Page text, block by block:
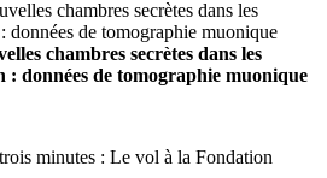
chambres secrètes dans les
: données de tomographie muonique